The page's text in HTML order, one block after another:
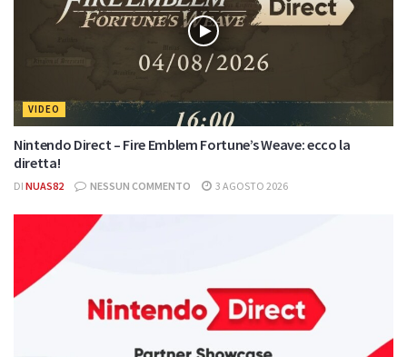
VIDEO
Nintendo Direct – Fire Emblem Fortune’s Weave: ecco la
diretta!
DI NUAS82 NESSUN COMMENTO 3 AGOSTO 2026